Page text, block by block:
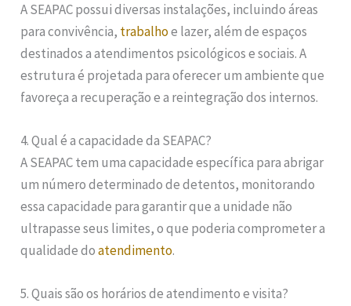
A SEAPAC possui diversas instalações, incluindo áreas
para convivência, trabalhoe lazer, além de espaços
destinados a atendimentos psicológicos e sociais. A
estrutura é projetada para oferecer um ambiente que
favoreça a recuperação e a reintegração dos internos.
4. Qual é a capacidade da SEAPAC?
A SEAPAC tem uma capacidade específica para abrigar
um número determinado de detentos, monitorando
essa capacidade para garantir que a unidade não
ultrapasse seus limites, o que poderia comprometer a
qualidade doatendimento.
5. Quais são os horários de atendimento e visita?